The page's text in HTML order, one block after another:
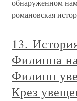
обнаруженном
романовская
13.
Филиппа
Филипп
Крез